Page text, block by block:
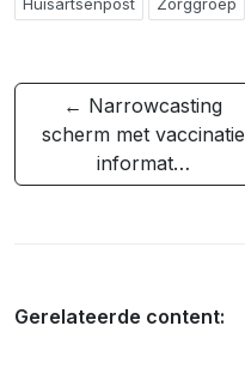
← Narrowcasting
scherm met vaccinatie
informat…
Gerelateerde content: